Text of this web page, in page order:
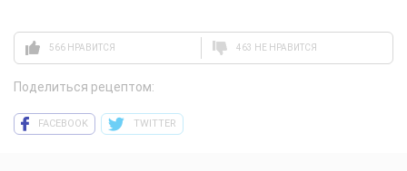
566 НРАВИТСЯ 463 НЕ НРАВИТСЯ
Поделиться рецептом:
FACEBOOK TWITTER